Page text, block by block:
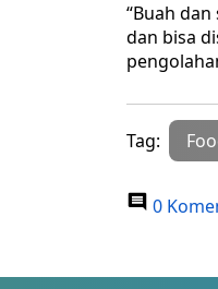
“Buah
dan bisa
Tag:
0